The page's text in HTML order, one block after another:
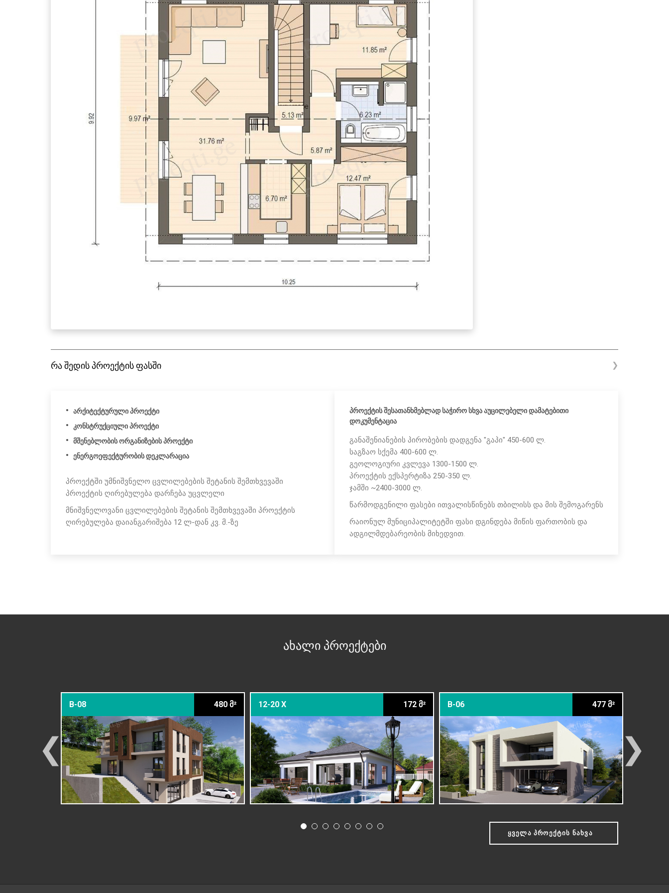
რა შედის პროექტის ფასში ❯
არქიტექტურული პროექტი
კონსტრუქციული პროექტი
მშენებლობის ორგანიზების პროექტი
ენერგოეფექტურობის დეკლარაცია
პროექტში უმნიშვნელო ცვლილებების შეტანის შემთხვევაში
პროექტის ღირებულება დარჩება უცვლელი
მნიშვნელოვანი ცვლილებების შეტანის შემთხვევაში პროექტის
ღირებულება დაიანგარიშება 12 ლ-დან კვ. მ.-ზე
პროექტის შესათანხმებლად საჭირო სხვა აუცილებელი დამატებითი
დოკუმენტაცია
განაშენიანების პირობების დადგენა "გაპი" 450-600 ლ.
საგზაო სქემა 400-600 ლ.
გეოლოგიური კვლევა 1300-1500 ლ.
პროექტის ექსპერტიზა 250-350 ლ.
ჯამში ~2400-3000 ლ.
წარმოდგენილი ფასები ითვალისწინებს თბილისს და მის შემოგარენს
რაიონულ მუნიციპალიტეტში ფასი დგინდება მიწის ფართობის და
ადგილმდებარეობის მიხედვით.
ახალი პროექტები
❮
B-08 480 მ² 12-20 X 172 მ² B-06 477 მ²
❯
ᲧᲕᲔᲚᲐ ᲞᲠᲝᲔᲥᲢᲘᲡ ᲜᲐᲮᲕᲐ